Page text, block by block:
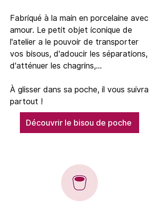
Fabriqué à la main en porcelaine avec
amour. Le petit objet iconique de
l'atelier a le pouvoir de transporter
vos bisous, d'adoucir les séparations,
d'atténuer les chagrins,...
À glisser dans sa poche, il vous suivra
partout !
Découvrir le bisou de poche